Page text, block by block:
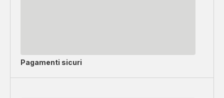
Pagamenti sicuri